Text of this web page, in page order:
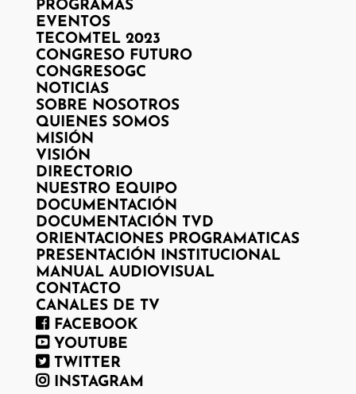
PROGRAMAS
EVENTOS
TECOMTEL 2023
CONGRESO FUTURO
CONGRESOGC
NOTICIAS
SOBRE NOSOTROS
QUIENES SOMOS
MISIÓN
VISIÓN
DIRECTORIO
NUESTRO EQUIPO
DOCUMENTACIÓN
DOCUMENTACIÓN TVD
ORIENTACIONES PROGRAMATICAS
PRESENTACIÓN INSTITUCIONAL
MANUAL AUDIOVISUAL
CONTACTO
CANALES DE TV
FACEBOOK
YOUTUBE
TWITTER
INSTAGRAM